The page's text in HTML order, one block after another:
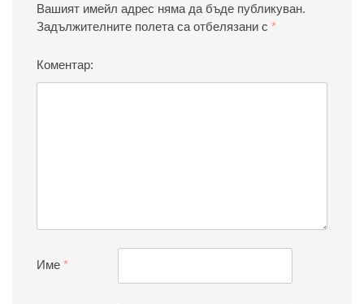
Вашият имейл адрес няма да бъде публикуван.
Задължителните полета са отбелязани с *
Коментар:
Име *